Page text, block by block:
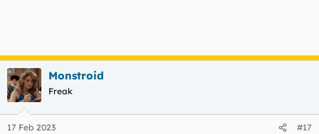
Monstroid
Freak
17 Feb 2023 #17